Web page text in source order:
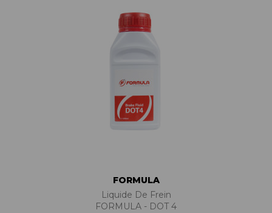
FORMULA
Liquide De Frein
FORMULA - DOT 4